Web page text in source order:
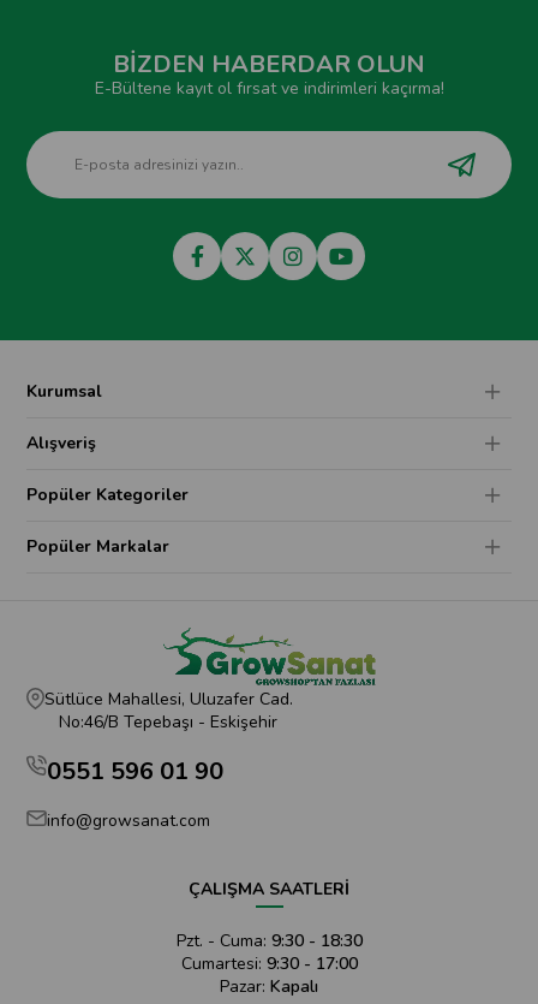
BİZDEN HABERDAR OLUN
E-Bültene kayıt ol fırsat ve indirimleri kaçırma!
Kurumsal
Alışveriş
Popüler Kategoriler
Popüler Markalar
Sütlüce Mahallesi, Uluzafer Cad.
No:46/B Tepebaşı - Eskişehir
0551 596 01 90
info@growsanat.com
ÇALIŞMA SAATLERİ
Pzt. - Cuma: 9:30 - 18:30
Cumartesi: 9:30 - 17:00
Pazar: Kapalı